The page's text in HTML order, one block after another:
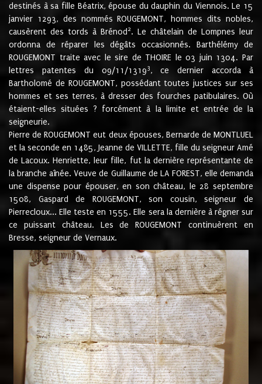
destinés à sa fille Béatrix, épouse du dauphin du Viennois. Le 15
janvier 1293, des nommés ROUGEMONT, hommes dits nobles,
causèrent des tords à Brénod 2. Le châtelain de Lompnes leur
ordonna de réparer les dégâts occasionnés. Barthélémy de
ROUGEMONT traite avec le sire de THOIRE le 03 juin 1304. Par
lettres patentes du 09/11/13193, ce dernier accorda à
Bartholomé de ROUGEMONT, possédant toutes justices sur ses
hommes et ses terres, à dresser des fourches patibulaires. Où
étaient-elles situées ? forcément à la limite et entrée de la
seigneurie.
Pierre de ROUGEMONT eut deux épouses, Bernarde de MONTLUEL
et la seconde en 1485, Jeanne de VILLETTE, fille du seigneur Amé
de Lacoux. Henriette, leur fille, fut la dernière représentante de
la branche aînée. Veuve de Guillaume de LA FOREST, elle demanda
une dispense pour épouser, en son château, le 28 septembre
1508, Gaspard de ROUGEMONT, son cousin, seigneur de
Pierrecloux... Elle teste en 1555. Elle sera la dernière à régner sur
ce puissant château. Les de ROUGEMONT continuèrent en
Bresse, seigneur de Vernaux.